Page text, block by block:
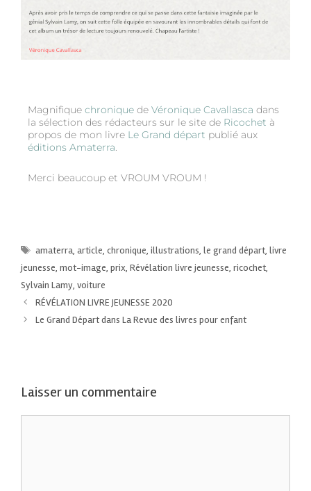
Magnifique chronique de Véronique Cavallasca dans
la sélection des rédacteurs sur le site de Ricochet à
propos de mon livre Le Grand départ publié aux
éditions Amaterra.
Merci beaucoup et VROUM VROUM !
amaterra,article,chronique,illustrations,le grand départ,livre
jeunesse, mot-image, prix, Révélation livre jeunesse, ricochet,
Sylvain Lamy, voiture
RÉVÉLATION LIVRE JEUNESSE 2020
Le Grand Départ dans La Revue des livres pour enfant
Laisser un commentaire